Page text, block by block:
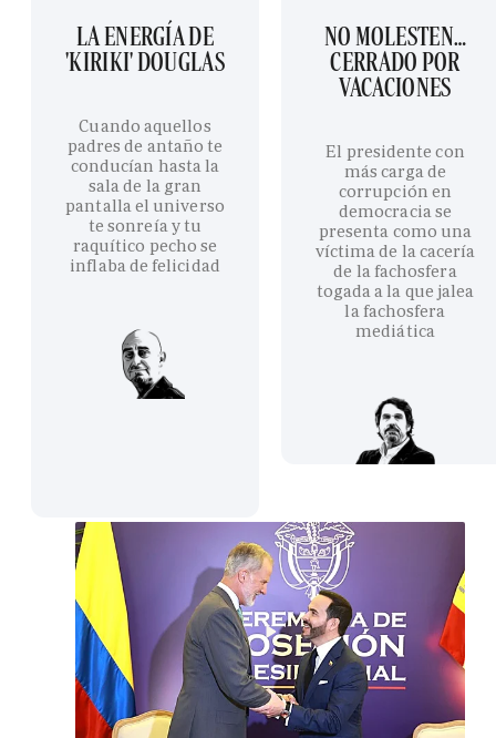
LA ENERGÍA DE
'KIRIKI' DOUGLAS
Cuando aquellos
padres de antaño te
conducían hasta la
sala de la gran
pantalla el universo
te sonreía y tu
raquítico pecho se
inflaba de felicidad
NO MOLESTEN…
CERRADO POR
VACACIONES
El presidente con
más carga de
corrupción en
democracia se
presenta como una
víctima de la cacería
de la fachosfera
togada a la que jalea
la fachosfera
mediática